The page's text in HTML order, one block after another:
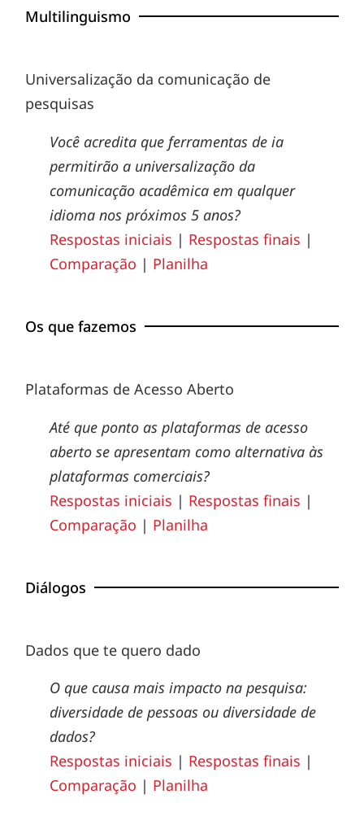
Multilinguismo
Universalização da comunicação de
pesquisas
Você acredita que ferramentas de ia
permitirão a universalização da
comunicação acadêmica em qualquer
idioma nos próximos 5 anos?
Respostas iniciais | Respostas finais |
Comparação | Planilha
Os que fazemos
Plataformas de Acesso Aberto
Até que ponto as plataformas de acesso
aberto se apresentam como alternativa às
plataformas comerciais?
Respostas iniciais | Respostas finais |
Comparação | Planilha
Diálogos
Dados que te quero dado
O que causa mais impacto na pesquisa:
diversidade de pessoas ou diversidade de
dados?
Respostas iniciais | Respostas finais |
Comparação | Planilha